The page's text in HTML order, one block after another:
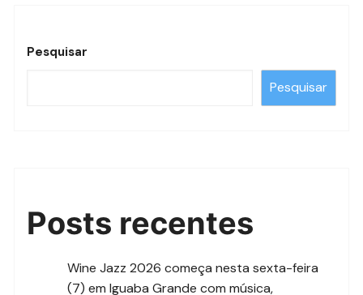
Pesquisar
Pesquisar
Posts recentes
Wine Jazz 2026 começa nesta sexta-feira
(7) em Iguaba Grande com música,